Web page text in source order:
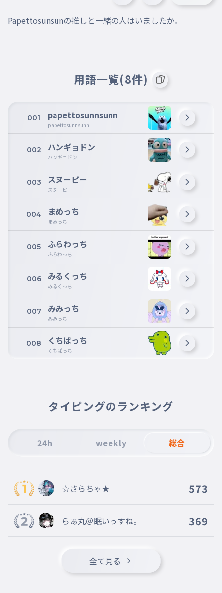
Papettosunsunの推しと一緒の人はいましたか。
用語一覧(8件)
001 papettosunnsunn
papettosunnsunn
002 ハンギョドン
ハンギョドン
003 スヌーピー
スヌーピー
004 まめっち
まめっち
005 ふらわっち
ふらわっち
006 みるくっち
みるくっち
007 みみっち
みみっち
008 くちぱっち
くちぱっち
タイピングのランキング
24h weekly 総合
☆さらちゃ★ 573
らぁ丸＠眠いっすね。 369
全て見る